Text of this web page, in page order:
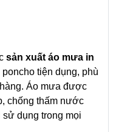
sản xuất áo mưa in
poncho tiện dụng, phù
Áo mưa được
chống thấm nước
dụng trong mọi